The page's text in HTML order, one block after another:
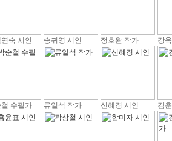
숙 시인 송귀영 시인 정호완 작가 강
철 수필가 류일석 작가 신혜경 시인 김